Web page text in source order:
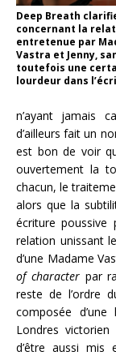
Deep Breath
concernant la
entretenue par
Vastra et Jenny,
toutefois une
lourdeur dans
n’ayant jamais
d’ailleurs fait un
est bon de voir
ouvertement la
chacun, le
alors que la
écriture poussive
relation unissant
d’une Madame
of characterpar
reste de l’ordre
composée
Londres
d’être aussi